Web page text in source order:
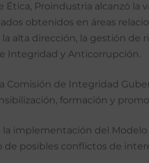
Proindustria alcanzó la
obtenidos en áreas
alta dirección, la gestión de
Integridad y Anticorrupción.
de Integridad
formación y
implementación del
posibles conflictos de